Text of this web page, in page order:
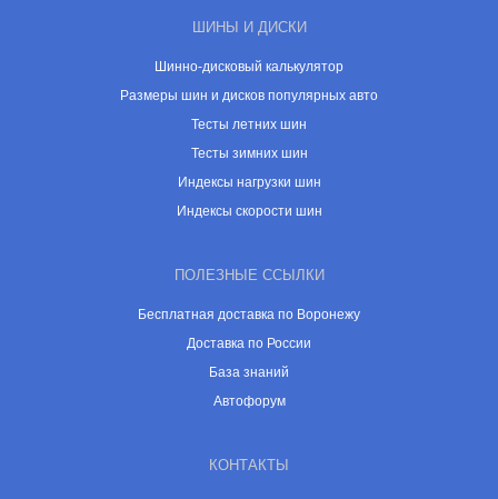
ШИНЫ И ДИСКИ
Шинно-дисковый калькулятор
Размеры шин и дисков популярных авто
Тесты летних шин
Тесты зимних шин
Индексы нагрузки шин
Индексы скорости шин
ПОЛЕЗНЫЕ ССЫЛКИ
Бесплатная доставка по Воронежу
Доставка по России
База знаний
Автофорум
КОНТАКТЫ